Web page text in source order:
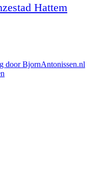
Hattem
door BjornAntonissen.nl